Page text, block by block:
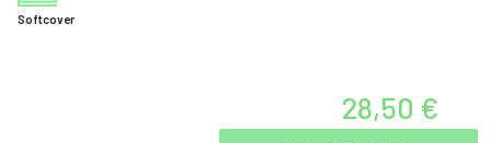
Softcover
28,50 €